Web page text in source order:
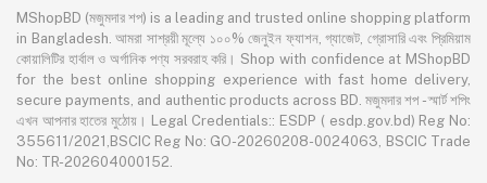
MShopBD (মজুমদার শপ) is a leading and trusted online shopping platform
in Bangladesh. আমরা সাশ্রয়ী মূল্যে ১০০% জেনুইন ফ্যাশন, গ্যাজেট, গ্রোসারি এবং প্রিমিয়াম
কোয়ালিটির হার্বাল ও অর্গানিক পণ্য সরবরাহ করি। Shop with confidence at MShopBD
for the best online shopping experience with fast home delivery,
secure payments, and authentic products across BD. মজুমদার শপ - স্মার্ট শপিং
এখন আপনার হাতের মুঠোয়। Legal Credentials:: ESDP ( esdp.gov.bd) Reg No:
355611/2021,BSCIC Reg No: GO-20260208-0024063, BSCIC Trade
No: TR-202604000152.